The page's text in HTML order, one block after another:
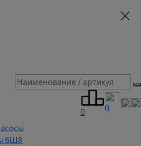
0 0
производитель частотные
и вентиляция
купить оптом и в
6Ш8